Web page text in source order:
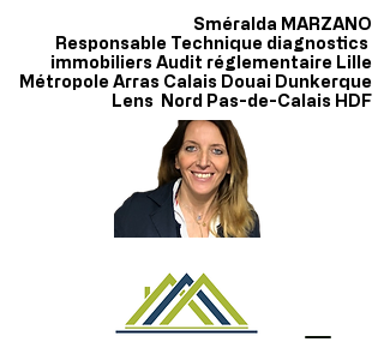
Sméralda MARZANO
Responsable Technique diagnostics
immobiliers Audit réglementaire Lille
Métropole Arras Calais Douai Dunkerque
Lens Nord Pas-de-Calais HDF